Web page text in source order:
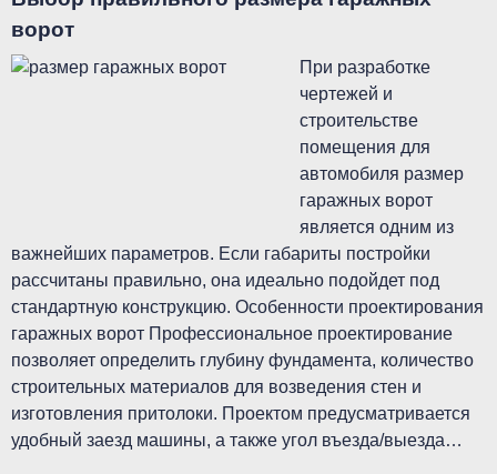
ворот
При разработке
чертежей и
строительстве
помещения для
автомобиля размер
гаражных ворот
является одним из
важнейших параметров. Если габариты постройки
рассчитаны правильно, она идеально подойдет под
стандартную конструкцию. Особенности проектирования
гаражных ворот Профессиональное проектирование
позволяет определить глубину фундамента, количество
строительных материалов для возведения стен и
изготовления притолоки. Проектом предусматривается
удобный заезд машины, а также угол въезда/выезда…